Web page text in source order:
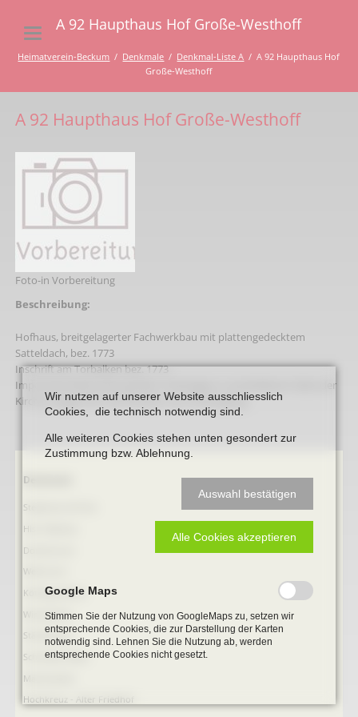
A 92 Haupthaus Hof Große-Westhoff
Heimatverein-Beckum Denkmale Denkmal-Liste A
A 92 Haupthaus Hof
Große-Westhoff
A 92 Haupthaus Hof Große-Westhoff
Foto-in Vorbereitung
Beschreibung:
Hofhaus, breitgelagerter Fachwerkbau mit plattengedecktem
Satteldach, bez. 1773
Inschrift am Torbalken bez. 1773
Imposante Reste einer großen Hofanlage in unmittelbarer Nähe der
Kirche, prägend für die Situation am Ortseingang.
Navigation
Denkmale
Stephanus-Kirche
Hist. Rathaus
Domitorium
Wehrturm
Köttings Mühle
Windmühle
Ständehaus
Schmiede Galen
Mariensäule
Hochkreuz - Alter Friedhof
Wir nutzen auf unserer Website ausschliesslich
Cookies, die technisch notwendig sind.
Alle weiteren Cookies stehen unten gesondert zur
Zustimmung bzw. Ablehnung.
Auswahl bestätigen
Alle Cookies akzeptieren
Google Maps
Stimmen Sie der Nutzung von GoogleMaps zu, setzen wir
entsprechende Cookies, die zur Darstellung der Karten
notwendig sind. Lehnen Sie die Nutzung ab, werden
entsprechende Cookies nicht gesetzt.